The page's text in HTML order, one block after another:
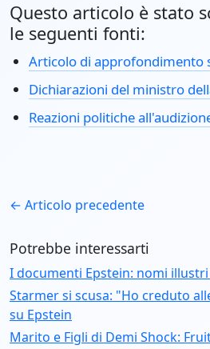
Questo articolo è stato
le seguenti fonti:
Articolo di approfondimento
Dichiarazioni del ministro
Reazioni politiche
← Articolo precedente
Potrebbe interessarti
I documenti Epstein: nomi
Starmer si scusa: "Ho creduto
su Epstein
Marito e Figli di Demi Shock: